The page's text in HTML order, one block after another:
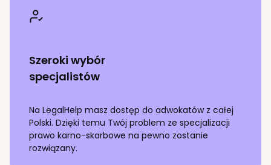
Szeroki wybór
specjalistów
Na LegalHelp masz dostęp do adwokatów z całej
Polski. Dzięki temu Twój problem ze specjalizacji
prawo karno-skarbowe na pewno zostanie
rozwiązany.